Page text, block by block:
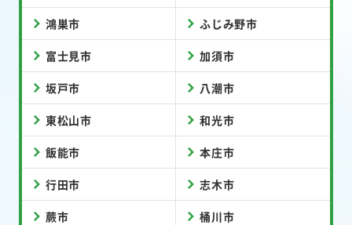
鴻巣市 ふじみ野市
富士見市 加須市
坂戸市 八潮市
東松山市 和光市
飯能市 本庄市
行田市 志木市
蕨市 桶川市